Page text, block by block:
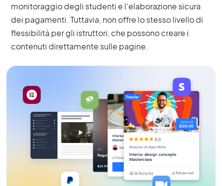
monitoraggio degli studenti e l'elaborazione sicura
dei pagamenti. Tuttavia, non offre lo stesso livello di
flessibilità per gli istruttori, che possono creare i
contenuti direttamente sulle pagine.